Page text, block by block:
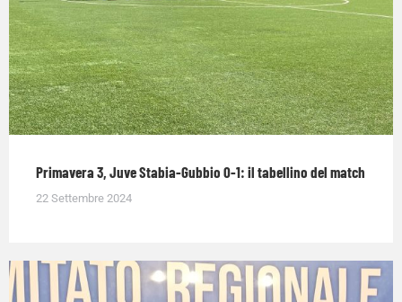
Primavera 3, Juve Stabia-Gubbio 0-1: il tabellino del match
22 Settembre 2024